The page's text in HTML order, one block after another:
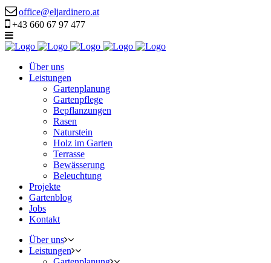
office@eljardinero.at
+43 660 67 97 477
Über uns
Leistungen
Gartenplanung
Gartenpflege
Bepflanzungen
Rasen
Naturstein
Holz im Garten
Terrasse
Bewässerung
Beleuchtung
Projekte
Gartenblog
Jobs
Kontakt
Über uns
Leistungen